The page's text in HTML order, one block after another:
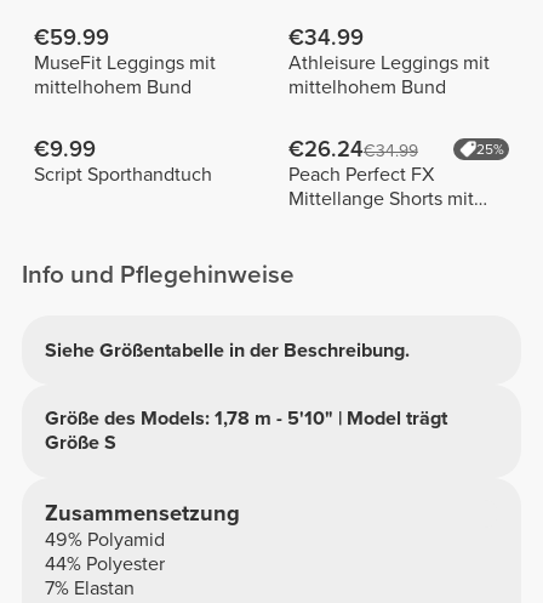
€59.99
MuseFit Leggings mit
mittelhohem Bund
€34.99
Athleisure Leggings mit
mittelhohem Bund
€9.99
Script Sporthandtuch
€26.24€34.99 25%
Peach Perfect FX
Mittellange Shorts mit
Info und Pflegehinweise
Siehe Größentabelle in der Beschreibung.
Größe des Models: 1,78 m - 5'10" | Model trägt
Größe S
Zusammensetzung
49% Polyamid
44% Polyester
7% Elastan